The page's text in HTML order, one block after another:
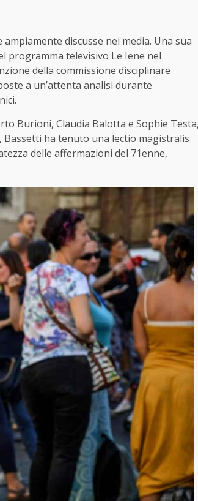
discusse nei media. Una sua
programma televisivo Le Iene nel
della commissione disciplinare
a un’attenta analisi durante
Burioni, Claudia Balotta e Sophie
Bassetti ha tenuto una lectio magistralis
delle affermazioni del 71enne,